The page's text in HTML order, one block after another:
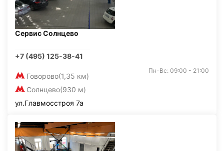
Сервис Солнцево
+7 (495) 125-38-41
Говорово(1,35 км)
Солнцево(930 м)
Пн-Вс: 09:00 - 21:00
ул.Главмосстроя 7а